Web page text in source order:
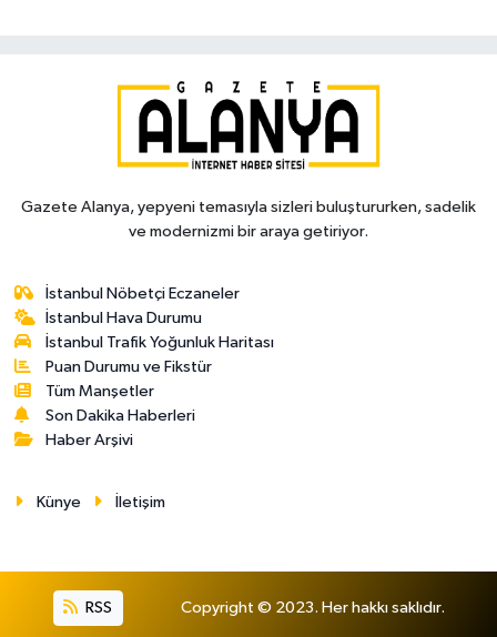
Gazete Alanya, yepyeni temasıyla sizleri buluştururken, sadelik
ve modernizmi bir araya getiriyor.
İstanbul Nöbetçi Eczaneler
İstanbul Hava Durumu
İstanbul Trafik Yoğunluk Haritası
Puan Durumu ve Fikstür
Tüm Manşetler
Son Dakika Haberleri
Haber Arşivi
Künye İletişim
RSS Copyright © 2023. Her hakkı saklıdır.